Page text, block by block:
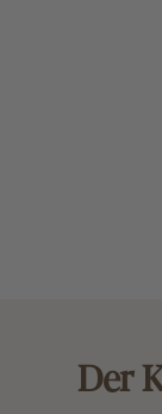
Der